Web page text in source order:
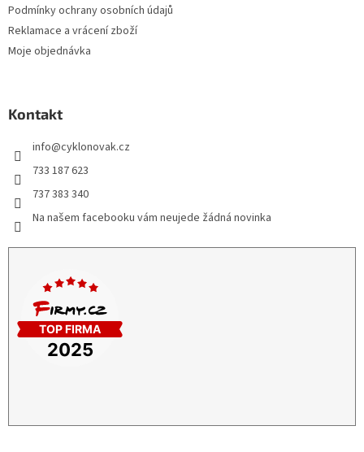
Podmínky ochrany osobních údajů
Reklamace a vrácení zboží
Moje objednávka
Kontakt
info@cyklonovak.cz
733 187 623
737 383 340
Na našem facebooku vám neujede žádná novinka